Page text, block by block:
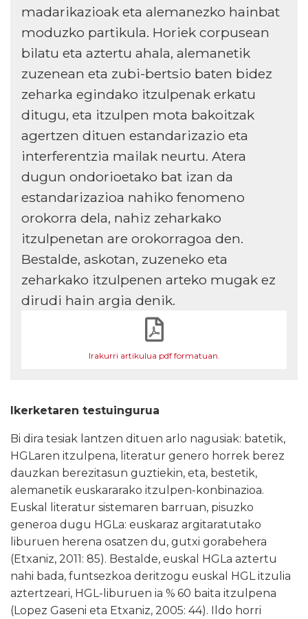
madarikazioak eta alemanezko hainbat
moduzko partikula. Horiek corpusean
bilatu eta aztertu ahala, alemanetik
zuzenean eta zubi-bertsio baten bidez
zeharka egindako itzulpenak erkatu
ditugu, eta itzulpen mota bakoitzak
agertzen dituen estandarizazio eta
interferentzia mailak neurtu. Atera
dugun ondorioetako bat izan da
estandarizazioa nahiko fenomeno
orokorra dela, nahiz zeharkako
itzulpenetan are orokorragoa den.
Bestalde, askotan, zuzeneko eta
zeharkako itzulpenen arteko mugak ez
dirudi hain argia denik.
Irakurri artikulua pdf formatuan.
Ikerketaren testuingurua
Bi dira tesiak lantzen dituen arlo nagusiak: batetik,
HGLaren itzulpena, literatur genero horrek berez
dauzkan berezitasun guztiekin, eta, bestetik,
alemanetik euskararako itzulpen-konbinazioa.
Euskal literatur sistemaren barruan, pisuzko
generoa dugu HGLa: euskaraz argitaratutako
liburuen herena osatzen du, gutxi gorabehera
(Etxaniz, 2011: 85). Bestalde, euskal HGLa aztertu
nahi bada, funtsezkoa deritzogu euskal HGL itzulia
aztertzeari, HGL-liburuen ia % 60 baita itzulpena
(Lopez Gaseni eta Etxaniz, 2005: 44). Ildo horri